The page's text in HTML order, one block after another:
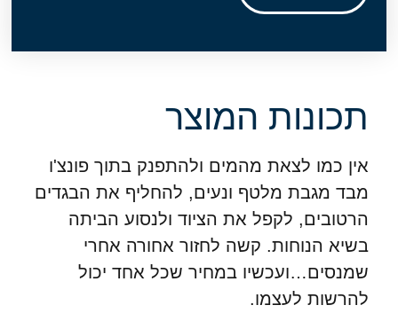
תכונות המוצר
אין כמו לצאת מהמים ולהתפנק בתוך פונצ'ו
מבד מגבת מלטף ונעים, להחליף את הבגדים
הרטובים, לקפל את הציוד ולנסוע הביתה
בשיא הנוחות. קשה לחזור אחורה אחרי
שמנסים…ועכשיו במחיר שכל אחד יכול
להרשות לעצמו.